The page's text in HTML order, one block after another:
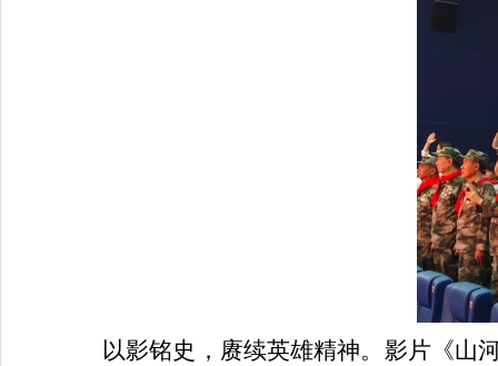
以影铭史，赓续英雄精神。 影片《山